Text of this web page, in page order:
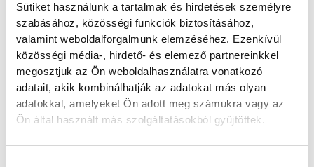
Sütiket használunk a tartalmak és hirdetések személyre
szabásához, közösségi funkciók biztosításához,
valamint weboldalforgalmunk elemzéséhez. Ezenkívül
közösségi média-, hirdető- és elemező partnereinkkel
megosztjuk az Ön weboldalhasználatra vonatkozó
adatait, akik kombinálhatják az adatokat más olyan
adatokkal, amelyeket Ön adott meg számukra vagy az
Ön által használt más szolgáltatásokból gyűjtöttek.